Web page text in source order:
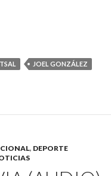
JOEL GONZÁLEZ
, DEPORTE